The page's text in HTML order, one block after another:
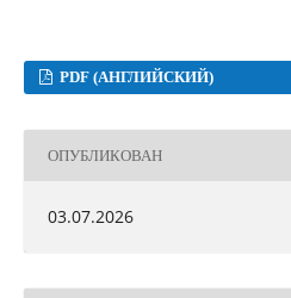
PDF (АНГЛИЙСКИЙ)
ОПУБЛИКОВАН
03.07.2026